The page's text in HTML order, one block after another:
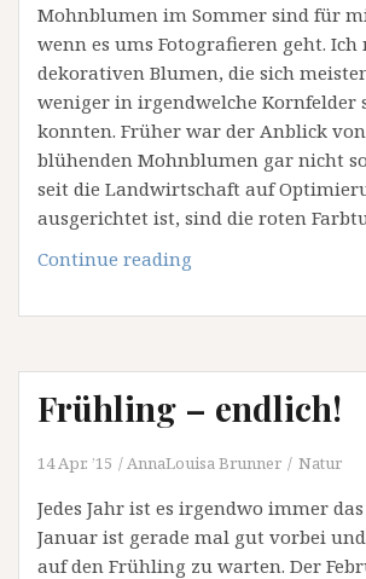
Mohnblumen im Sommer sind für
wenn es ums Fotografieren geht. Ich
dekorativen Blumen, die sich
weniger in irgendwelche Kornfelder
konnten. Früher war der Anblick
blühenden Mohnblumen gar nicht
seit die Landwirtschaft auf
ausgerichtet ist, sind die roten
Continue reading
Mohn
Frühling – endlich!
14 Apr. ’15 AnnaLouisa Brunner Natur
Jedes Jahr ist es irgendwo immer
Januar ist gerade mal gut vorbei
auf den Frühling zu warten. Der